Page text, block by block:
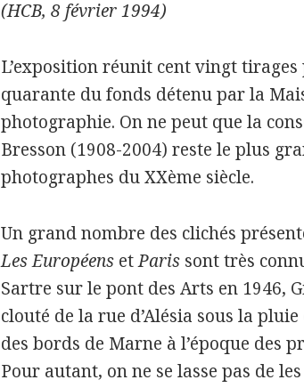
(HCB, 8 février 1994)
L’exposition réunit cent vingt
quarante du fonds détenu par la
photographie. On ne peut que la
Bresson (1908-2004) reste le plus
photographes du XXème siècle.
Un grand nombre des clichés
Les Européens etParis sont très
Sartre sur le pont des Arts en 1946,
clouté de la rue d’Alésia sous la
des bords de Marne à l’époque des
Pour autant, on ne se lasse pas de